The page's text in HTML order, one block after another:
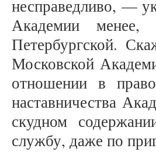
несправедливо, —
Академии менее,
Петербургской.
Московской
отношении в
наставничества
скудном
службу, даже по